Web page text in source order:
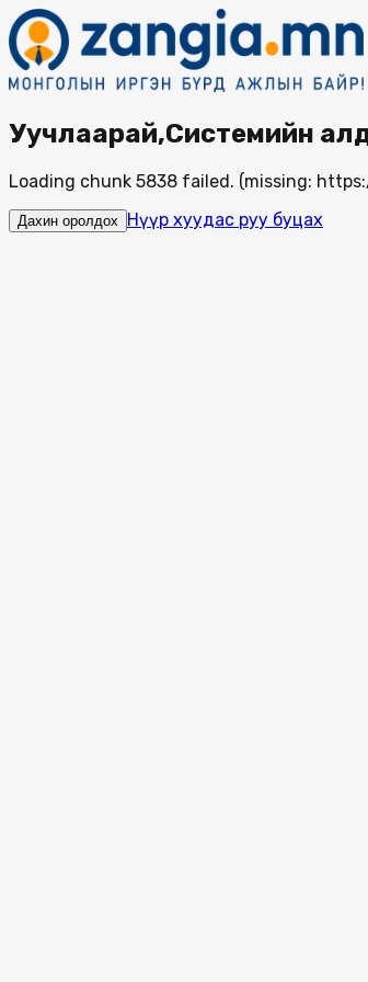
Уучлаарай,Системийн
Loading chunk 5838 failed. (missing:
Дахин оролдох Нүүр хуудас руу буцах